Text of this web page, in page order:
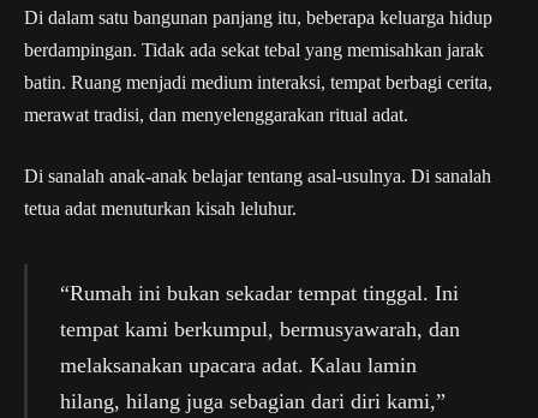
Di dalam satu bangunan panjang itu, beberapa keluarga hidup
berdampingan. Tidak ada sekat tebal yang memisahkan jarak
batin. Ruang menjadi medium interaksi, tempat berbagi cerita,
merawat tradisi, dan menyelenggarakan ritual adat.
Di sanalah anak-anak belajar tentang asal-usulnya. Di sanalah
tetua adat menuturkan kisah leluhur.
“Rumah ini bukan sekadar tempat tinggal. Ini
tempat kami berkumpul, bermusyawarah, dan
melaksanakan upacara adat. Kalau lamin
hilang, hilang juga sebagian dari diri kami,”